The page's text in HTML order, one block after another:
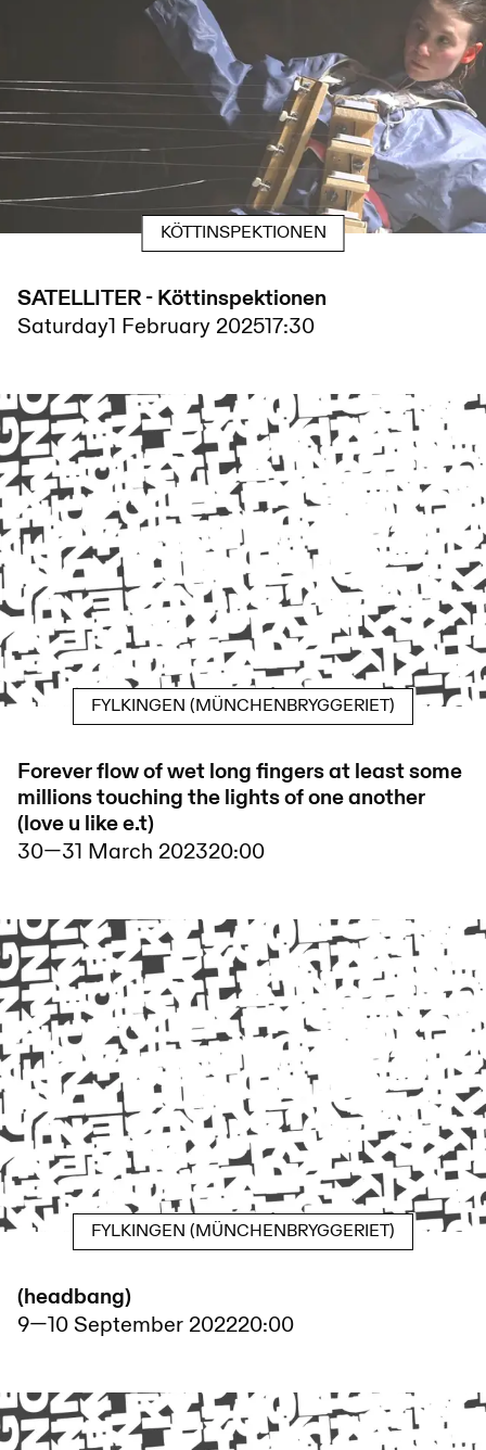
KÖTTINSPEKTIONEN
SATELLITER - Köttinspektionen
Saturday1 February 202517:30
FYLKINGEN (MÜNCHENBRYGGERIET)
Forever flow of wet long fingers at least some
millions touching the lights of one another
(love u like e.t)
30—31 March 202320:00
FYLKINGEN (MÜNCHENBRYGGERIET)
(headbang)
9—10 September 202220:00